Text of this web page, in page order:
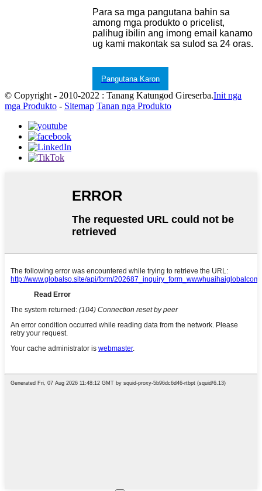
Para sa mga pangutana bahin sa
among mga produkto o pricelist,
palihug ibilin ang imong email kanamo
ug kami makontak sa sulod sa 24 oras.
Pangutana Karon
© Copyright - 2010-2022 : Tanang Katungod Gireserba.Init nga
mga Produkto - Sitemap Tanan nga Produkto